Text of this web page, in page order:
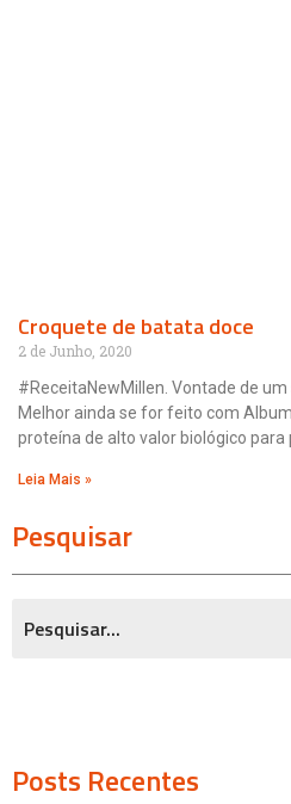
Croquete de batata doce
2 de Junho, 2020
#ReceitaNewMillen. Vontade de
Melhor ainda se for feito com
proteína de alto valor biológico
Leia Mais »
Pesquisar
Posts Recentes